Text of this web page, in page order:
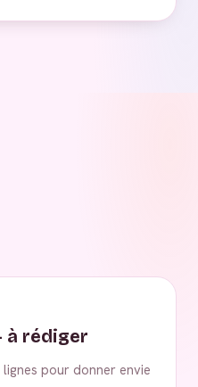
à rédiger
pour donner envie